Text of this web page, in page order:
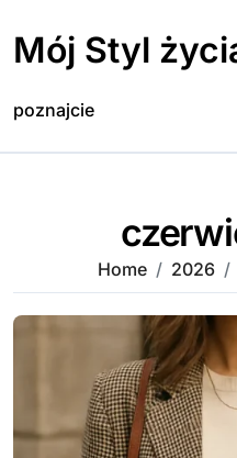
content
Mój Styl
poznajcie
Home 2026